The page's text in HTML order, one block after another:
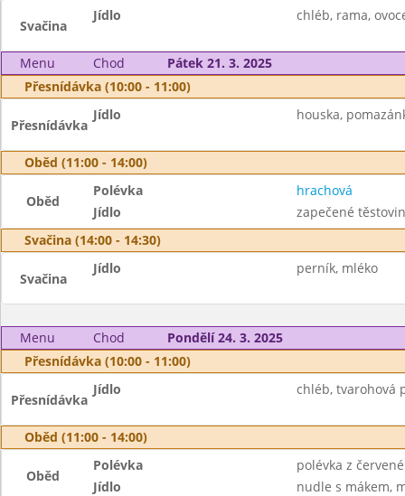
Svačina
Jídlo chléb, rama,
Menu Chod
Pátek 21. 3. 2025
Přesnídávka (10:00 - 11:00)
Přesnídávka
Jídlo houska,
Oběd (11:00 - 14:00)
Oběd
Polévka
hrachová
Jídlo
zapečené
Svačina (14:00 - 14:30)
Svačina
Jídlo perník, mléko
Menu Chod
Pondělí 24. 3. 2025
Přesnídávka (10:00 - 11:00)
Přesnídávka
Jídlo chléb, tvarohová
Oběd (11:00 - 14:00)
Oběd
Polévka
polévka z
Jídlo
nudle s mákem,